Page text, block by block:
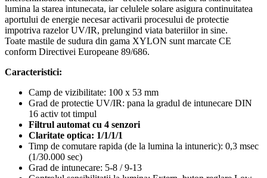
lumina la starea intunecata, iar celulele solare asigura continuitatea
aportului de energie necesar activarii procesului de protectie
impotriva razelor UV/IR, prelungind viata bateriilor in sine.
Toate mastile de sudura din gama XYLON sunt marcate CE
conform Directivei Europeane 89/686.
Caracteristici:
Camp de vizibilitate: 100 x 53 mm
Grad de protectie UV/IR: pana la gradul de intunecare DIN
16 activ tot timpul
Filtrul automat cu 4 senzori
Claritate optica: 1/1/1/1
Timp de comutare rapida (de la lumina la intuneric): 0,3 msec
(1/30.000 sec)
Grad de intunecare: 5-8 / 9-13